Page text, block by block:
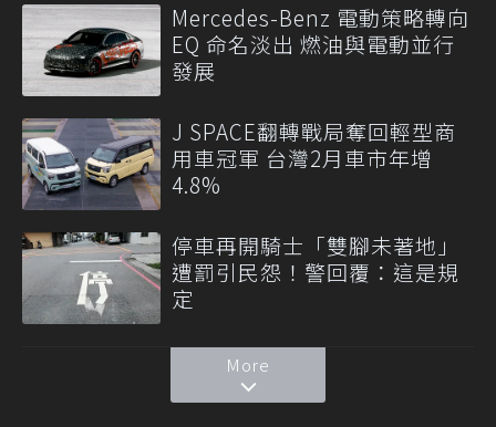
Mercedes-Benz 電動策略轉向
EQ 命名淡出 燃油與電動並行
發展
J SPACE翻轉戰局奪回輕型商
用車冠軍 台灣2月車市年增
4.8%
停車再開騎士「雙腳未著地」
遭罰引民怨！警回覆：這是規
定
More